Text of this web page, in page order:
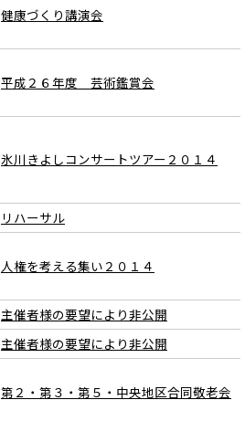
健康づくり講演会
平成２６年度 芸術鑑賞会
氷川きよしコンサートツアー２０１４
リハーサル
人権を考える集い２０１４
主催者様の要望により非公開
主催者様の要望により非公開
第２・第３・第５・中央地区合同敬老会